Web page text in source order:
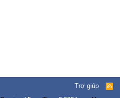
Trợ giúp
R